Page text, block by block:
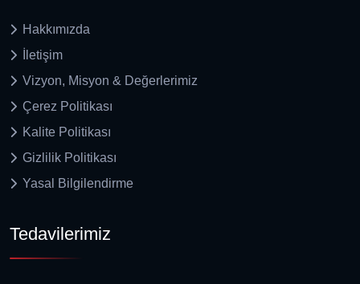
Hakkımızda
İletişim
Vizyon, Misyon & Değerlerimiz
Çerez Politikası
Kalite Politikası
Gizlilik Politikası
Yasal Bilgilendirme
Tedavilerimiz